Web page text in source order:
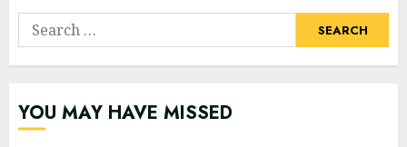
Search
for:
YOU MAY HAVE MISSED